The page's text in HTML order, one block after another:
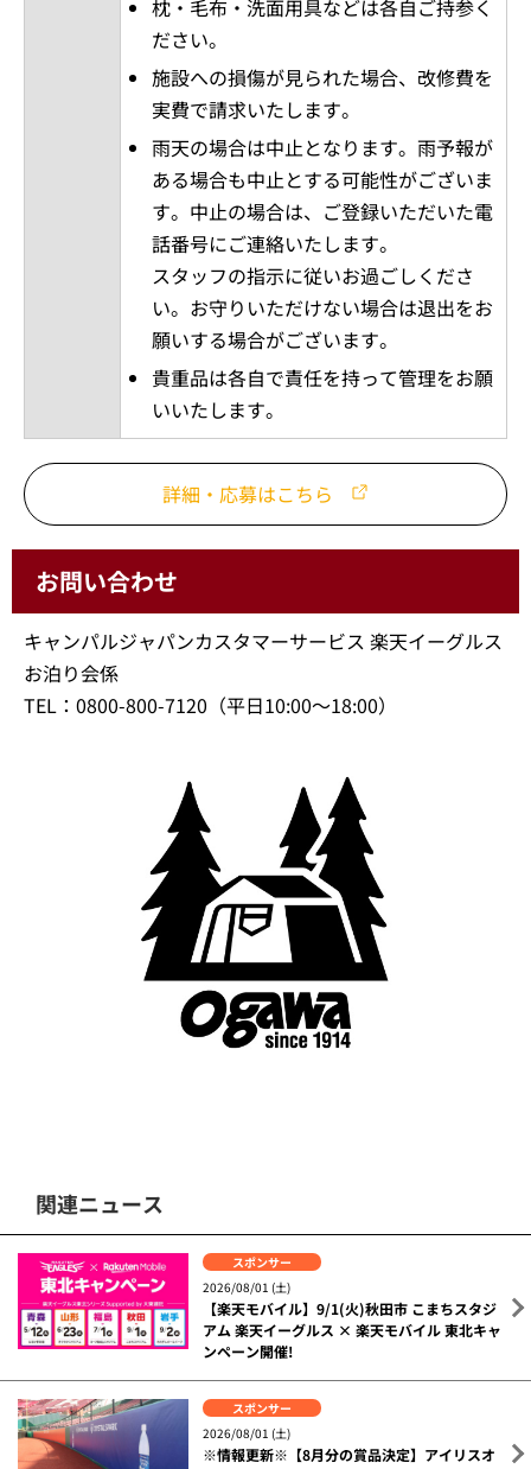
枕・毛布・洗面用具などは各自ご持参く
ださい。
施設への損傷が見られた場合、改修費を
実費で請求いたします。
雨天の場合は中止となります。雨予報が
ある場合も中止とする可能性がございま
す。中止の場合は、ご登録いただいた電
話番号にご連絡いたします。
スタッフの指示に従いお過ごしくださ
い。お守りいただけない場合は退出をお
願いする場合がございます。
貴重品は各自で責任を持って管理をお願
いいたします。
詳細・応募はこちら
お問い合わせ
キャンパルジャパンカスタマーサービス 楽天イーグルス
お泊り会係
TEL：0800-800-7120（平日10:00～18:00）
関連ニュース
スポンサー
2026/08/01 (土)
【楽天モバイル】9/1(火)秋田市 こまちスタジ
アム 楽天イーグルス × 楽天モバイル 東北キャ
ンペーン開催!
スポンサー
2026/08/01 (土)
※情報更新※【8月分の賞品決定】アイリスオ